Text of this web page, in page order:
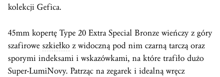
kolekcji Gefica.
45mm kopertę Type 20 Extra Special Bronze wieńczy z góry
szafirowe szkiełko z widoczną pod nim czarną tarczą oraz
sporymi indeksami i wskazówkami, na które trafiło dużo
Super-LumiNovy. Patrząc na zegarek i idealną wręcz